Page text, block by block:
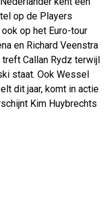
op de Players
op het Euro-tour
en Richard Veenstra
Callan Rydz terwijl
staat. Ook Wessel
dit jaar, komt in actie
Kim Huybrechts